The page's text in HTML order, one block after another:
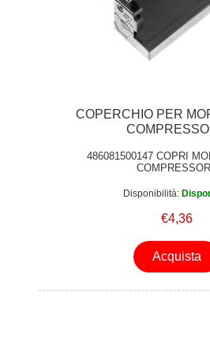
COPERCHIO PER
486081500147 COPRI
Disponibilità:
€4,36
Acquista